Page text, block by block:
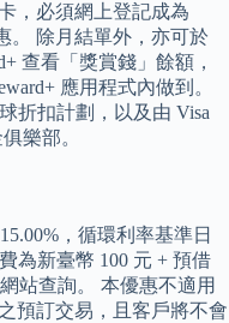
，必須網上登記成為
。 除月結單外，亦可於
查看「獎賞錢」餘額，
應用程式內做到。
折扣計劃，以及由 Visa
樂部。
，循環利率基準日
為新臺幣 100 元 + 預借
站查詢。 本優惠不適用
預訂交易，且客戶將不會